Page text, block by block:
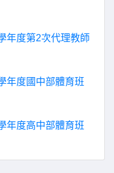
年度第2次代理教師
年度國中部體育班
年度高中部體育班